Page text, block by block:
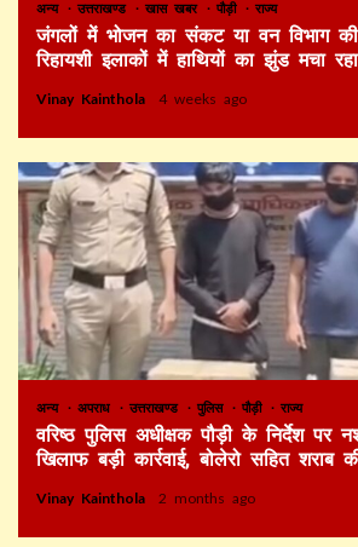
अन्य उत्तराखण्ड खास खबर पौड़ी राज्य
जंगलों में भोजन का संकट या वन विभाग की
रिहायशी इलाकों में हाथियों का झुंड मचा
Vinay Kainthola 4 weeks ago
अन्य अपराध उत्तराखण्ड पुलिस पौड़ी राज्य
वरिष्ठ पुलिस अधीक्षक पौड़ी के निर्देश पर
खिलाफ बड़ी कार्रवाई, बोलेरो सहित शराब
Vinay Kainthola 2 months ago